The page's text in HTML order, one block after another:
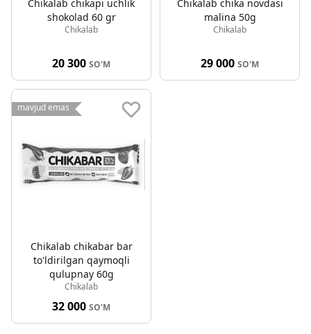
Chikalab chikapi uchlik
shokolad 60 gr
Chikalab
20 300 SO'M
Chikalab chika novdasi
malina 50g
Chikalab
29 000 SO'M
mavjud emas
Chikalab chikabar bar
to'ldirilgan qaymoqli
qulupnay 60g
Chikalab
32 000 SO'M